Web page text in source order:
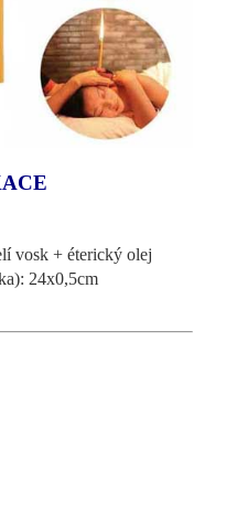
vosk + éterický olej
24x0,5cm